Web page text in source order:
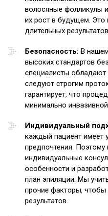
волосяные фолликулы
их рост в будущем. Это
длительных
Безопасность: В
высоких стандартов
специалисты
следуют строгим
гарантирует, что
минимально
Индивидуальный
каждый пациент имеет
предпочтения.
индивидуальные
особенности и
план эпиляции. Мы
прочие факторы, чтобы
результатов.